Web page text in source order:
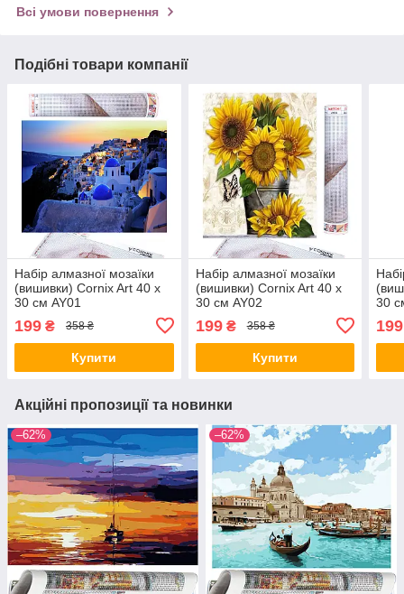
Всі умови повернення
Подібні товари компанії
Набір алмазної мозаїки
(вишивки) Cornix Art 40 x
30 см AY01
199 ₴ 358 ₴
Купити
Набір алмазної мозаїки
(вишивки) Cornix Art 40 x
30 см AY02
199₴ 358 ₴
Купити
30
199
Акційні пропозиції та новинки
–62% –62%